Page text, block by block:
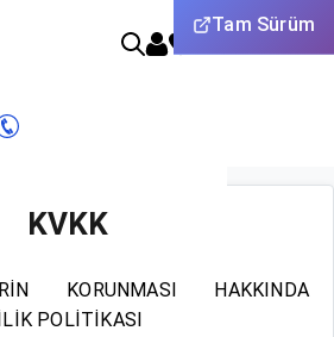
Tam Sürüm
0
Verilerin Korunması Politikası
KVKK
KORUNMASI HAKKINDA
POLİTİKASI